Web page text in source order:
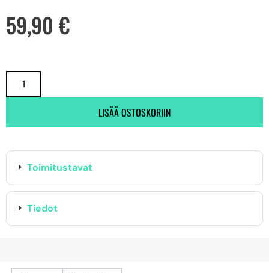
59,90 €
LISÄÄ OSTOSKORIIN
Toimitustavat
Tiedot